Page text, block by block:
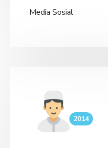
Media Sosial
2014